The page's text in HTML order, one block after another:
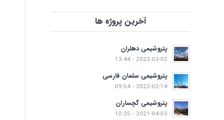
آخرین پروژه ها
پتروشیمی دهلران
2022-03-02 - 13:44
پتروشیمی سلمان فارسی
2022-02-14 - 09:54
پتروشیمی گچساران
2021-04-03 - 10:25